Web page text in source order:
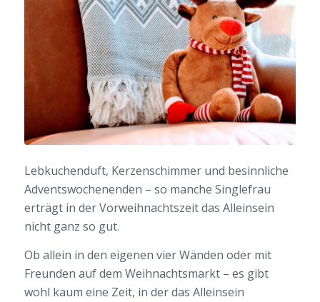
Lebkuchenduft, Kerzenschimmer und besinnliche
Adventswochenenden – so manche Singlefrau
erträgt in der Vorweihnachtszeit das Alleinsein
nicht ganz so gut.
Ob allein in den eigenen vier Wänden oder mit
Freunden auf dem Weihnachtsmarkt – es gibt
wohl kaum eine Zeit, in der das Alleinsein